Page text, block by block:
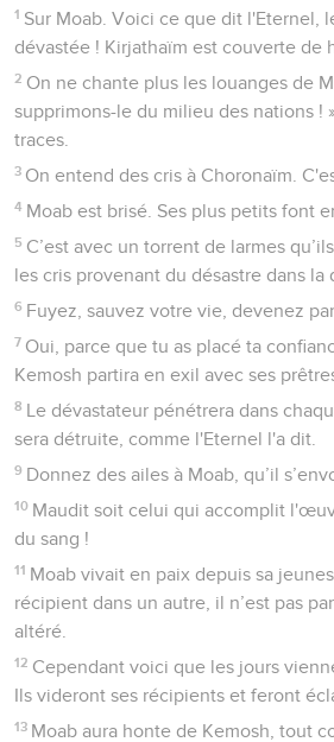
1 Sur Moab. Voici ce que dit l'Eternel,
dévastée ! Kirjathaïm est couverte de
2 On ne chante plus les louanges de
supprimons-le du milieu des nations !
traces.
3 On entend des cris à Choronaïm.
4 Moab est brisé. Ses plus petits font
5 C’est avec un torrent de larmes
les cris provenant du désastre dans la
6 Fuyez, sauvez votre vie, devenez
7 Oui, parce que tu as placé ta
Kemosh partira en exil avec ses
8 Le dévastateur pénétrera dans
sera détruite, comme l'Eternel l'a dit.
9 Donnez des ailes à Moab, qu’il
10 Maudit soit celui qui accomplit
du sang !
11 Moab vivait en paix depuis sa
récipient dans un autre, il n’est pas
altéré.
12 Cependant voici que les jours
Ils videront ses récipients et feront
13 Moab aura honte de Kemosh, tout